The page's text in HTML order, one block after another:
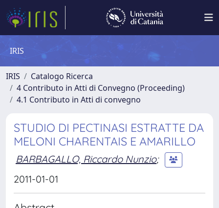
IRIS
IRIS
Catalogo Ricerca
4 Contributo in Atti di Convegno (Proceeding)
4.1 Contributo in Atti di convegno
STUDIO DI PECTINASI ESTRATTE DA
MELONI CHARENTAIS E AMARILLO
BARBAGALLO, Riccardo Nunzio;
2011-01-01